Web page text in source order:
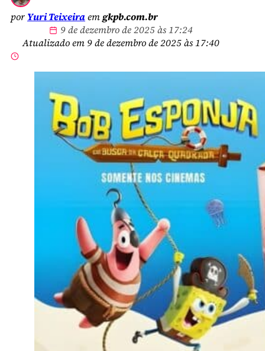
por Yuri Teixeiraemgkpb.com.br
9 de dezembro de 2025 às 17:24
Atualizado em 9 de dezembro de 2025 às 17:40